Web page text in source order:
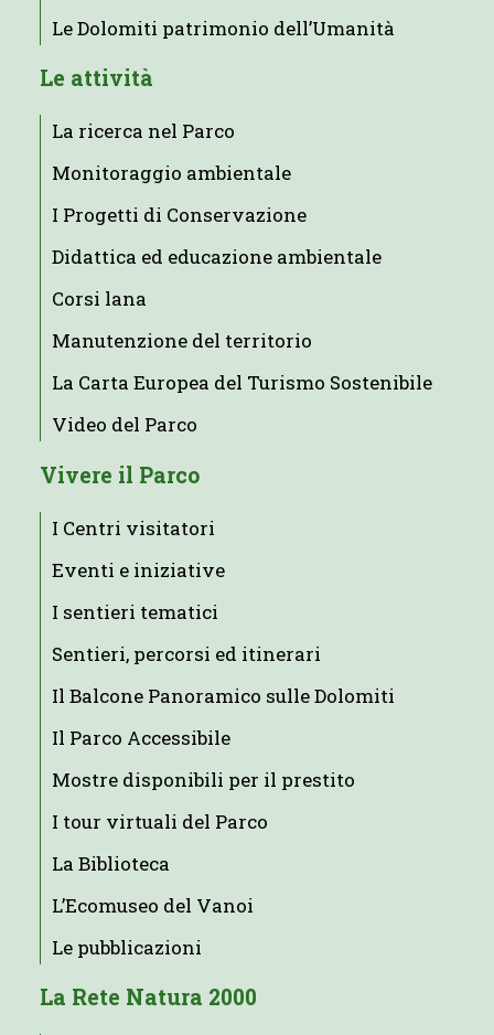
Le Dolomiti patrimonio dell’Umanità
Le attività
La ricerca nel Parco
Monitoraggio ambientale
I Progetti di Conservazione
Didattica ed educazione ambientale
Corsi lana
Manutenzione del territorio
La Carta Europea del Turismo Sostenibile
Video del Parco
Vivere il Parco
I Centri visitatori
Eventi e iniziative
I sentieri tematici
Sentieri, percorsi ed itinerari
Il Balcone Panoramico sulle Dolomiti
Il Parco Accessibile
Mostre disponibili per il prestito
I tour virtuali del Parco
La Biblioteca
L’Ecomuseo del Vanoi
Le pubblicazioni
La Rete Natura 2000